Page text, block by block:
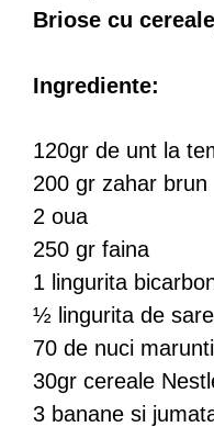
Briose cu
Ingrediente:
120gr de unt la
200 gr zahar brun
2 oua
250 gr faina
1 lingurita
½ lingurita de sare
70 de nuci
30gr cereale
3 banane si